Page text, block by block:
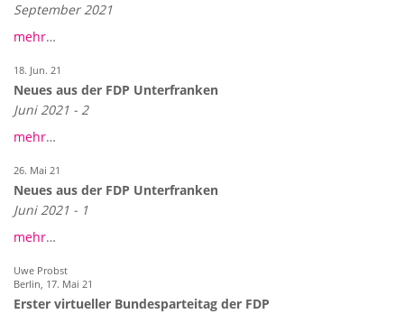
September 2021
mehr…
18. Jun. 21
Neues aus der FDP Unterfranken
Juni 2021 - 2
mehr…
26. Mai 21
Neues aus der FDP Unterfranken
Juni 2021 - 1
mehr…
Uwe Probst
Berlin, 17. Mai 21
Erster virtueller Bundesparteitag der FDP